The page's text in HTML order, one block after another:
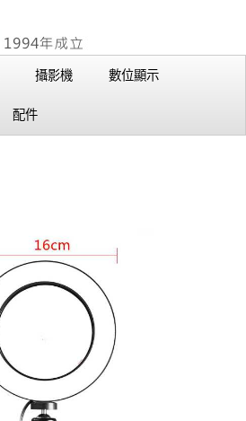
攝影機 數位顯示
配件